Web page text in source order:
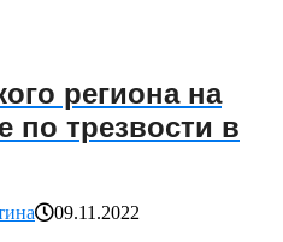
региона на
по трезвости в
09.11.2022